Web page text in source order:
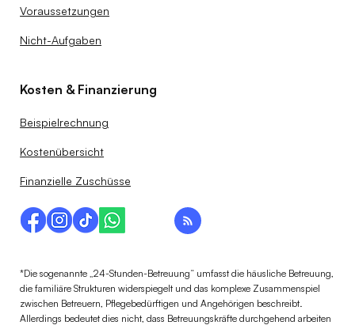
Voraussetzungen
Nicht-Aufgaben
Kosten & Finanzierung
Beispielrechnung
Kostenübersicht
Finanzielle Zuschüsse
*Die sogenannte „24-Stunden-Betreuung“ umfasst die häusliche Betreuung,
die familiäre Strukturen widerspiegelt und das komplexe Zusammenspiel
zwischen Betreuern, Pflegebedürftigen und Angehörigen beschreibt.
Allerdings bedeutet dies nicht, dass Betreuungskräfte durchgehend arbeiten